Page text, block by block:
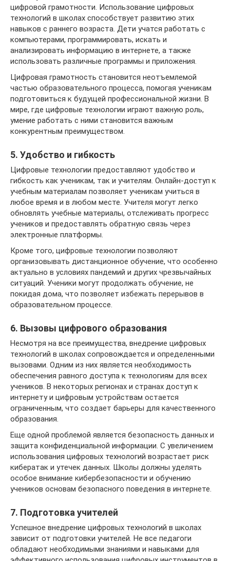
цифровой грамотности. Использование цифровых
технологий в школах способствует развитию этих
навыков с раннего возраста. Дети учатся работать с
компьютерами, программировать, искать и
анализировать информацию в интернете, а также
использовать различные программы и приложения.
Цифровая грамотность становится неотъемлемой
частью образовательного процесса, помогая ученикам
подготовиться к будущей профессиональной жизни. В
мире, где цифровые технологии играют важную роль,
умение работать с ними становится важным
конкурентным преимуществом.
5. Удобство и гибкость
Цифровые технологии предоставляют удобство и
гибкость как ученикам, так и учителям. Онлайн-доступ к
учебным материалам позволяет ученикам учиться в
любое время и в любом месте. Учителя могут легко
обновлять учебные материалы, отслеживать прогресс
учеников и предоставлять обратную связь через
электронные платформы.
Кроме того, цифровые технологии позволяют
организовывать дистанционное обучение, что особенно
актуально в условиях пандемий и других чрезвычайных
ситуаций. Ученики могут продолжать обучение, не
покидая дома, что позволяет избежать перерывов в
образовательном процессе.
6. Вызовы цифрового образования
Несмотря на все преимущества, внедрение цифровых
технологий в школах сопровождается и определенными
вызовами. Одним из них является необходимость
обеспечения равного доступа к технологиям для всех
учеников. В некоторых регионах и странах доступ к
интернету и цифровым устройствам остается
ограниченным, что создает барьеры для качественного
образования.
Еще одной проблемой является безопасность данных и
защита конфиденциальной информации. С увеличением
использования цифровых технологий возрастает риск
кибератак и утечек данных. Школы должны уделять
особое внимание кибербезопасности и обучению
учеников основам безопасного поведения в интернете.
7. Подготовка учителей
Успешное внедрение цифровых технологий в школах
зависит от подготовки учителей. Не все педагоги
обладают необходимыми знаниями и навыками для